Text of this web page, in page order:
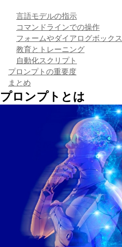
言語モデルの指示
コマンドラインでの操作
フォームやダイアログボックス
教育とトレーニング
自動化スクリプト
プロンプトの重要度
まとめ
プロンプトとは